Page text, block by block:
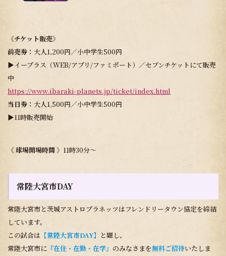
《チケット販売》
前売券： 大人1,200円／小中学生500円
▶イープラス（WEB/アプリ/ファミポート）／セブンチケットにて販売
中
https://www.ibaraki-planets.jp/ticket/index.html
当日券： 大人1,500円／小中学生500円
▶11時販売開始
《 球場開場時間 》 11時30分～
常陸大宮市DAY
常陸大宮市と茨城アストロプラネッツはフレンドリータウン協定を締結
しています。
この試合は 【常陸大宮市DAY】 と題し、
常陸大宮市に 『在住・在勤・在学』 のみなさまを無料ご招待いたしま